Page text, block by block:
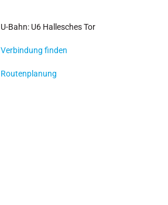
U-Bahn: U6 Hallesches Tor
Verbindung finden
Routenplanung